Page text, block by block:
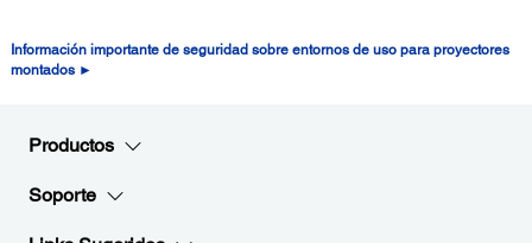
Información importante de seguridad sobre entornos de uso para proyectores
montados ►
Productos
Soporte